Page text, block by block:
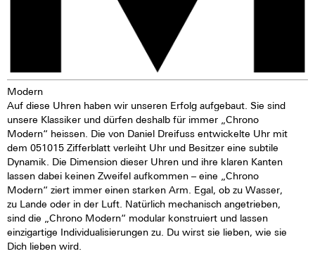
Modern
Auf diese Uhren haben wir unseren Erfolg aufgebaut. Sie sind
unsere Klassiker und dürfen deshalb für immer „Chrono
Modern“ heissen. Die von Daniel Dreifuss entwickelte Uhr mit
dem 051015 Zifferblatt verleiht Uhr und Besitzer eine subtile
Dynamik. Die Dimension dieser Uhren und ihre klaren Kanten
lassen dabei keinen Zweifel aufkommen – eine „Chrono
Modern“ ziert immer einen starken Arm. Egal, ob zu Wasser,
zu Lande oder in der Luft. Natürlich mechanisch angetrieben,
sind die „Chrono Modern“ modular konstruiert und lassen
einzigartige Individualisierungen zu. Du wirst sie lieben, wie sie
Dich lieben wird.